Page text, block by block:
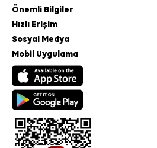
Önemli Bilgiler
Hızlı Erişim
Sosyal Medya
Mobil Uygulama